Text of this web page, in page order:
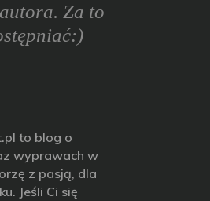
Za to
to blog o
wyprawach w
z pasją, dla
Jeśli Ci się